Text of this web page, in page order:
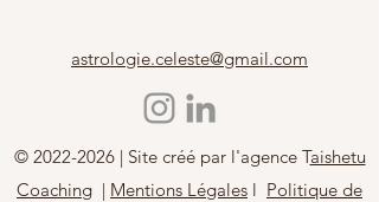
astrologie.celeste@gmail.com
© 2022-2026| Site créé par l'agence Taishetu
Coaching | Mentions Légales l Politique de